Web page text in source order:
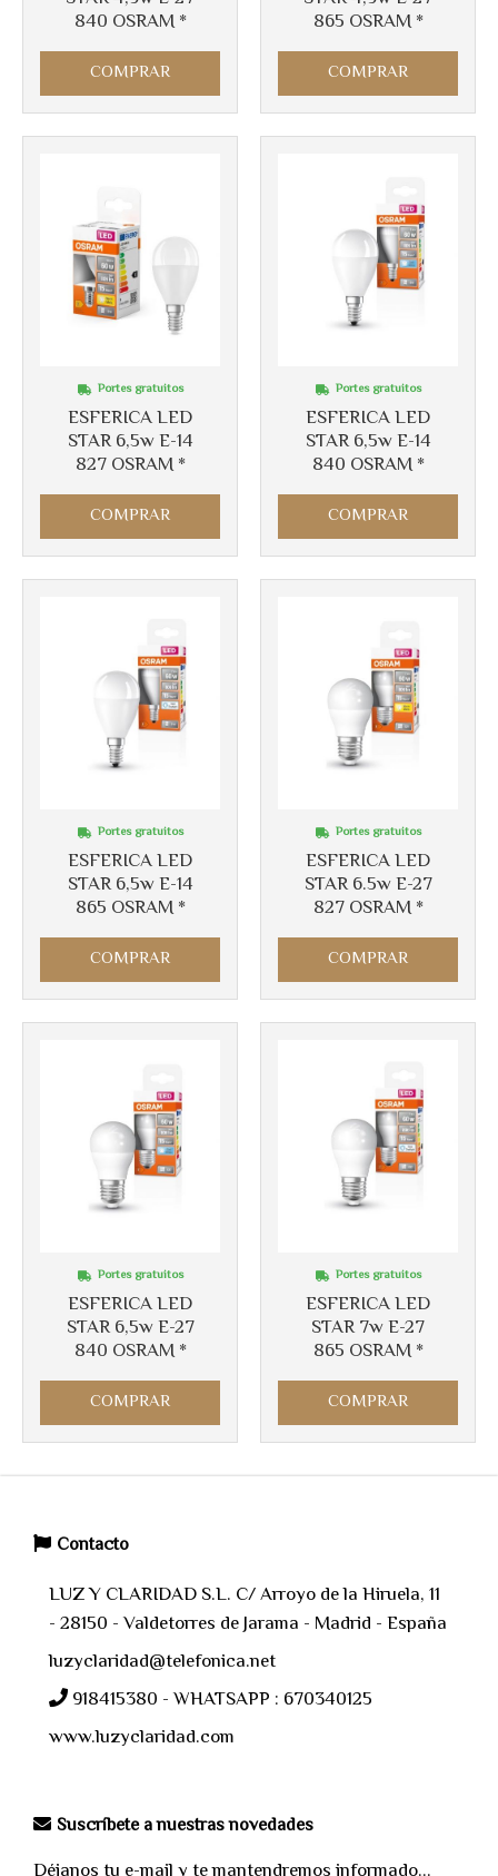
840 OSRAM *
COMPRAR
865 OSRAM *
COMPRAR
ESFERICA LED
STAR 6,5w E-14
827 OSRAM *
Portes gratuitos
COMPRAR
ESFERICA LED
STAR 6,5w E-14
840 OSRAM *
Portes gratuitos
COMPRAR
ESFERICA LED
STAR 6,5w E-14
865 OSRAM *
Portes gratuitos
COMPRAR
ESFERICA LED
STAR 6.5w E-27
827 OSRAM *
Portes gratuitos
COMPRAR
ESFERICA LED
STAR 6,5w E-27
840 OSRAM *
Portes gratuitos
COMPRAR
ESFERICA LED
STAR 7w E-27
865 OSRAM *
Portes gratuitos
COMPRAR
Contacto
LUZ Y CLARIDAD S.L. C/ Arroyo de la Hiruela, 11
- 28150 - Valdetorres de Jarama - Madrid - España
luzyclaridad@telefonica.net
918415380 - WHATSAPP : 670340125
www.luzyclaridad.com
Suscríbete a nuestras novedades